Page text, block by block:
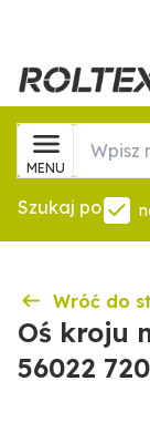
MENU
Szukaj po
Wróć do
Oś kroju
56022